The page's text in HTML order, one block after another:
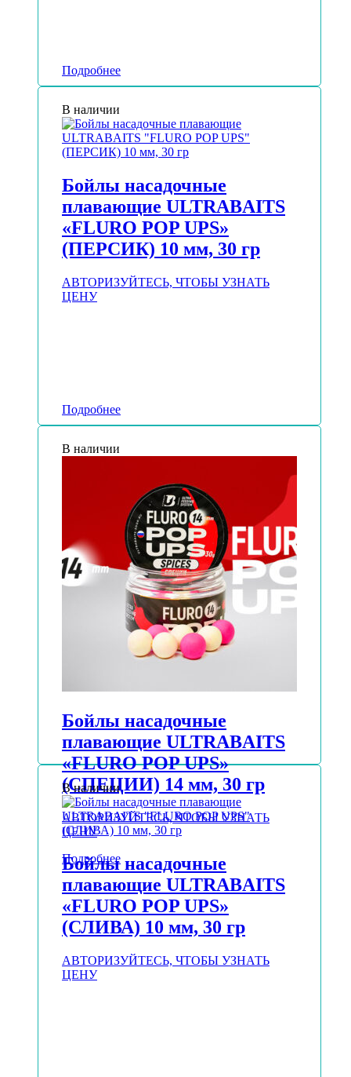
Подробнее
В наличии
Бойлы насадочные
плавающие ULTRABAITS
«FLURO POP UPS»
(ПЕРСИК) 10 мм, 30 гр
АВТОРИЗУЙТЕСЬ, ЧТОБЫ УЗНАТЬ
ЦЕНУ
Подробнее
В наличии
Бойлы насадочные
плавающие ULTRABAITS
«FLURO POP UPS»
(СПЕЦИИ) 14 мм, 30 гр
АВТОРИЗУЙТЕСЬ, ЧТОБЫ УЗНАТЬ
ЦЕНУ
Подробнее
В наличии
Бойлы насадочные
плавающие ULTRABAITS
«FLURO POP UPS»
(СЛИВА) 10 мм, 30 гр
АВТОРИЗУЙТЕСЬ, ЧТОБЫ УЗНАТЬ
ЦЕНУ